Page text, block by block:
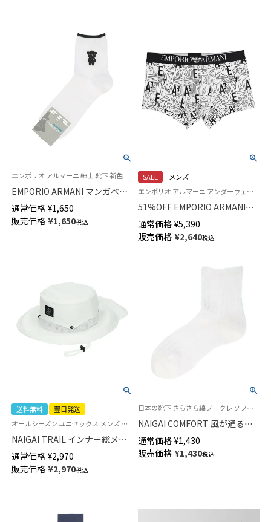
エンポリオ アルマーニ 紳士 靴下 新色
EMPORIO ARMANI マンガベア
刺繍 ショート丈ソックス メン
ズ 02322386
通常価格 ¥1,650
販売価格 ¥1,650税込
SALE
メンズ
エンポリオ アルマーニ アンダーウェア Underwear 男性 メンズ 下着 パンツ ブランド
51%OFF EMPORIO ARMANI
ALL OVER BOLD LOGO ボール
ド ロゴ ボクサーパンツ 前閉じ
メンズ 54045069
通常価格 ¥5,390
販売価格 ¥2,640税込
送料無料
翌日発送
オールシーズン ユニセックス メンズ レディース メッシュ サファリハット 帽子 アウトドア 登山 トレイルランニング 父の日
NAIGAI TRAIL インナー総メッ
シュで乾き易い メッシュハット
登山 アウトドア 抗菌防臭加工
サイズ調整可能 【365日最短翌
通常価格 ¥2,970
販売価格 ¥2,970税込
日本の靴下 さらさら綿ブークレ ソフト口ゴム ナイガイ コンフォート 紳士 靴下 男性 プレゼント ギフト
NAIGAI COMFORT 風が通る涼
感ソックス 通気性が良いガーゼ
編み ソフト口ゴム ショート丈
ソックス メンズ 02302511
通常価格 ¥1,430
販売価格 ¥1,430税込